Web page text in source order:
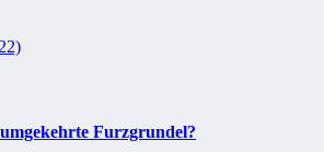
Furzgrundel?